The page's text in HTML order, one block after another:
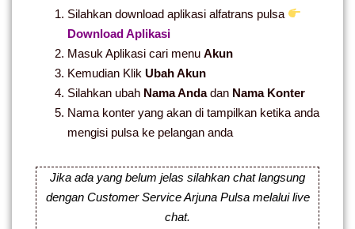
Silahkan download aplikasi alfatrans pulsa
Download Aplikasi
Masuk Aplikasi cari menu Akun
Kemudian Klik Ubah Akun
Silahkan ubah Nama Andadan Nama Konter
Nama konter yang akan di tampilkan ketika anda
mengisi pulsa ke pelangan anda
Jika ada yang belum jelas silahkan chat langsung
dengan Customer Service Arjuna Pulsa melalui live
chat.